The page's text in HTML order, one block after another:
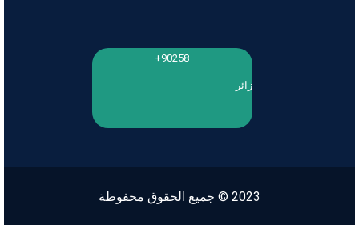
90258+
زائر
2023 © جميع الحقوق محفوظة